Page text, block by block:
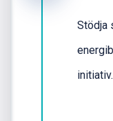
Stödja
initiativ.